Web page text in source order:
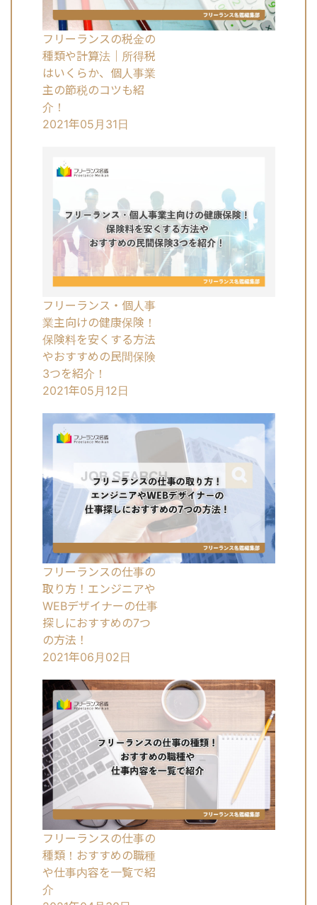
フリーランスの税金の
種類や計算法｜所得税
はいくらか、個人事業
主の節税のコツも紹
介！
2021年05月31日
フリーランス・個人事
業主向けの健康保険！
保険料を安くする方法
やおすすめの民間保険
3つを紹介！
2021年05月12日
フリーランスの仕事の
取り方！エンジニアや
WEBデザイナーの仕事
探しにおすすめの7つ
の方法！
2021年06月02日
フリーランスの仕事の
種類！おすすめの職種
や仕事内容を一覧で紹
介